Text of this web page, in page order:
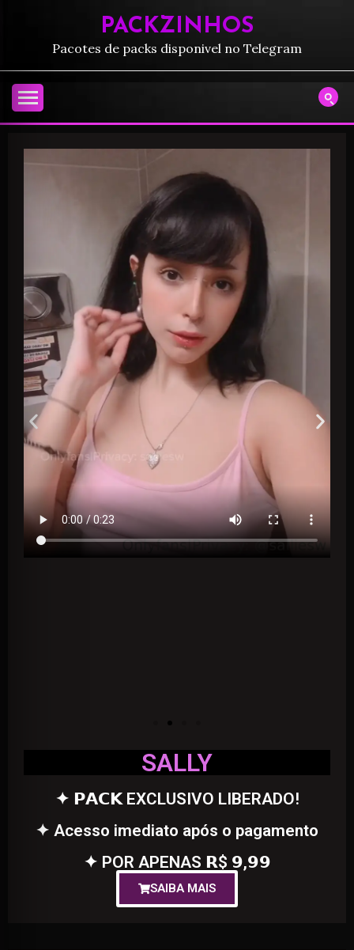
PACKZINHOS
Pacotes de packs disponivel no Telegram
SALLY
✦ 𝗣𝗔𝗖𝗞 EXCLUSIVO LIBERADO!
✦ Acesso imediato após o pagamento
✦ POR APENAS 𝗥$ 𝟵,𝟵𝟵
SAIBA MAIS